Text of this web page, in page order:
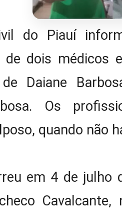
do Piauí
de dois médicos
Daiane
Os
quando não
em 4 de julho